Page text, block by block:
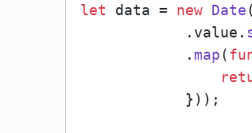
let data = new Date
            .
value .
            .
map(
            }));